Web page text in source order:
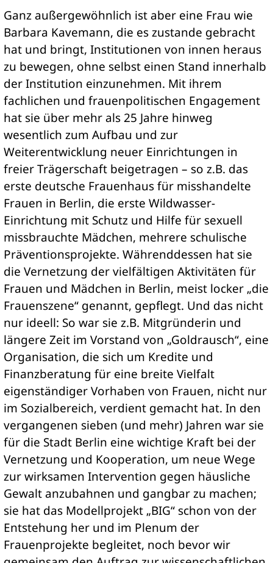
Ganz außergewöhnlich ist aber eine Frau wie
Barbara Kavemann, die es zustande gebracht
hat und bringt, Institutionen von innen heraus
zu bewegen, ohne selbst einen Stand innerhalb
der Institution einzunehmen. Mit ihrem
fachlichen und frauenpolitischen Engagement
hat sie über mehr als 25 Jahre hinweg
wesentlich zum Aufbau und zur
Weiterentwicklung neuer Einrichtungen in
freier Trägerschaft beigetragen – so z.B. das
erste deutsche Frauenhaus für misshandelte
Frauen in Berlin, die erste Wildwasser-
Einrichtung mit Schutz und Hilfe für sexuell
missbrauchte Mädchen, mehrere schulische
Präventionsprojekte. Währenddessen hat sie
die Vernetzung der vielfältigen Aktivitäten für
Frauen und Mädchen in Berlin, meist locker „die
Frauenszene“ genannt, gepflegt. Und das nicht
nur ideell: So war sie z.B. Mitgründerin und
längere Zeit im Vorstand von „Goldrausch“, eine
Organisation, die sich um Kredite und
Finanzberatung für eine breite Vielfalt
eigenständiger Vorhaben von Frauen, nicht nur
im Sozialbereich, verdient gemacht hat. In den
vergangenen sieben (und mehr) Jahren war sie
für die Stadt Berlin eine wichtige Kraft bei der
Vernetzung und Kooperation, um neue Wege
zur wirksamen Intervention gegen häusliche
Gewalt anzubahnen und gangbar zu machen;
sie hat das Modellprojekt „BIG“ schon von der
Entstehung her und im Plenum der
Frauenprojekte begleitet, noch bevor wir